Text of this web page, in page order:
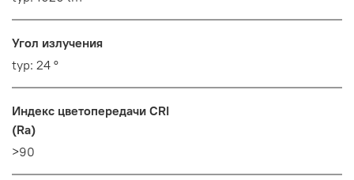
Угол излучения
typ: 24 °
Индекс цветопередачи CRI
(Ra)
>90